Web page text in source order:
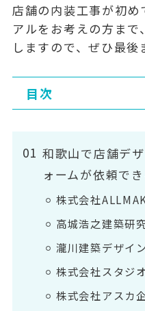
店舗の内装工事が初
アルをお考えの方ま
しますので、ぜひ最後
目次
和歌山で店舗デ
ォームが依頼で
株式会社
高城浩之建築研
瀧川建築デザイ
株式会社スタジ
株式会社アスカ